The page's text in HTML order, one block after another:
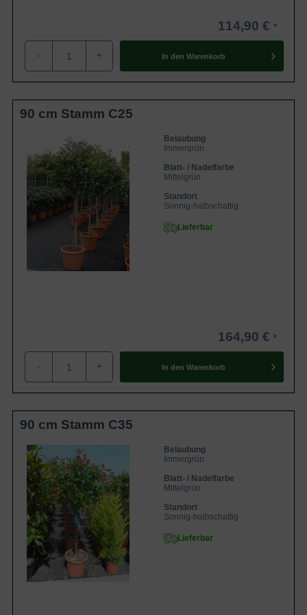
114,90 €
- + In den Warenkorb
90 cm Stamm C25
Belaubung
Immergrün
Blatt- / Nadelfarbe
Mittelgrün
Standort
Sonnig-halbschattig
Lieferbar
164,90 €
- + In den Warenkorb
90 cm Stamm C35
Belaubung
Immergrün
Blatt- / Nadelfarbe
Mittelgrün
Standort
Sonnig-halbschattig
Lieferbar